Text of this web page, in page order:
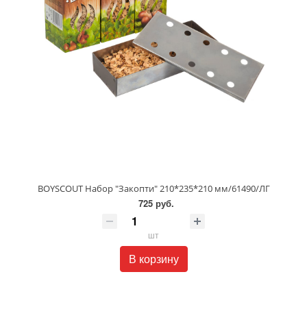
BOYSCOUT Набор "Закопти" 210*235*210 мм/61490/ЛГ
725 руб.
шт
В корзину